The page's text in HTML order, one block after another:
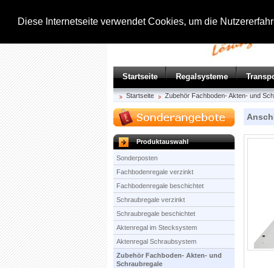
Diese Internetseite verwendet Cookies, um die
Startseite Regalsysteme
Startseite Zubehör Fachboden- Akten- und
Produktauswahl
Sonderposten
Fachbodenregale verzinkt
Fachbodenregale beschichtet
Schraubregale verzinkt
Schraubregale beschichtet
Aktenregal im Stecksystem
Aktenregal Schraubsystem
Zubehör Fachboden- Akten- und
Schraubregale